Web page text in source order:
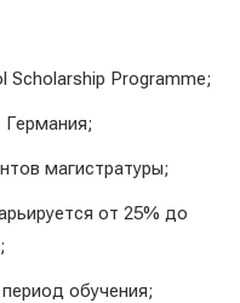
Scholarship Programme;
магистратуры;
от 25% до
обучения;